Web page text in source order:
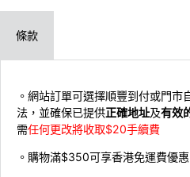
條款
。網站訂單可選擇順豐到付或門
法，並確保已提供正確地址及有效
需任何更改將收取$20手續費
。購物滿$350可享香港免運費優